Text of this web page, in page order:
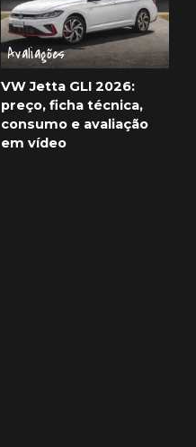
Avaliações
VW Jetta GLI 2026:
preço, ficha técnica,
consumo e avaliação
em vídeo